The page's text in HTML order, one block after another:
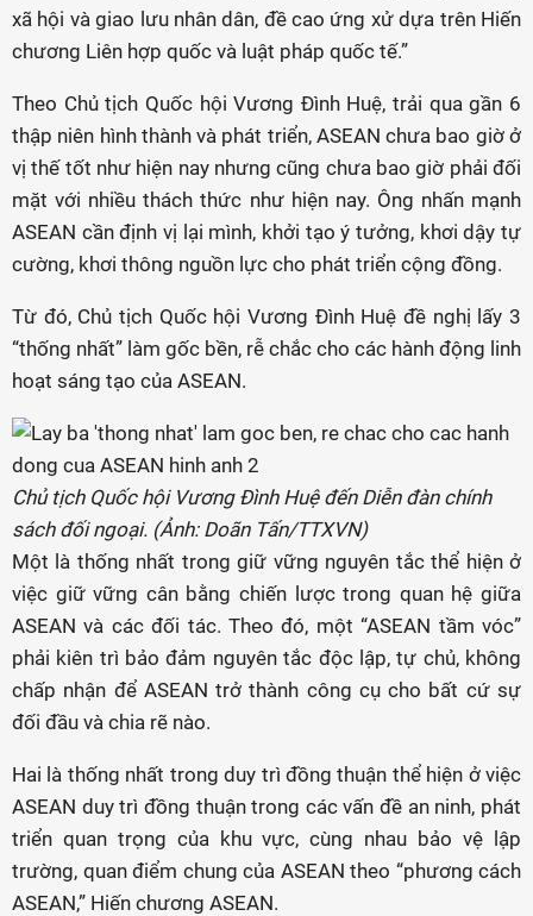
xã hội và giao lưu nhân dân, đề cao ứng xử dựa trên Hiến
chương Liên hợp quốc và luật pháp quốc tế.”
Theo Chủ tịch Quốc hội Vương Đình Huệ, trải qua gần 6
thập niên hình thành và phát triển, ASEAN chưa bao giờ ở
vị thế tốt như hiện nay nhưng cũng chưa bao giờ phải đối
mặt với nhiều thách thức như hiện nay. Ông nhấn mạnh
ASEAN cần định vị lại mình, khởi tạo ý tưởng, khơi dậy tự
cường, khơi thông nguồn lực cho phát triển cộng đồng.
Từ đó, Chủ tịch Quốc hội Vương Đình Huệ đề nghị lấy 3
“thống nhất” làm gốc bền, rễ chắc cho các hành động linh
hoạt sáng tạo của ASEAN.
Chủ tịch Quốc hội Vương Đình Huệ đến Diễn đàn chính
sách đối ngoại. (Ảnh: Doãn Tấn/TTXVN)
Một là thống nhất trong giữ vững nguyên tắc thể hiện ở
việc giữ vững cân bằng chiến lược trong quan hệ giữa
ASEAN và các đối tác. Theo đó, một “ASEAN tầm vóc”
phải kiên trì bảo đảm nguyên tắc độc lập, tự chủ, không
chấp nhận để ASEAN trở thành công cụ cho bất cứ sự
đối đầu và chia rẽ nào.
Hai là thống nhất trong duy trì đồng thuận thể hiện ở việc
ASEAN duy trì đồng thuận trong các vấn đề an ninh, phát
triển quan trọng của khu vực, cùng nhau bảo vệ lập
trường, quan điểm chung của ASEAN theo “phương cách
ASEAN,” Hiến chương ASEAN.